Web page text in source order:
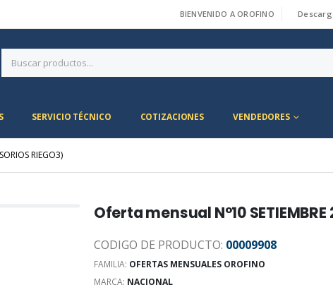
BIENVENIDO A OROFINO
SERVICIO TÉCNICO COTIZACIONES VENDEDORES
RIEGO3)
Oferta mensual N°10
CODIGO DE PRODUCTO: 00009908
FAMILIA: OFERTAS MENSUALES OROFINO
MARCA: NACIONAL